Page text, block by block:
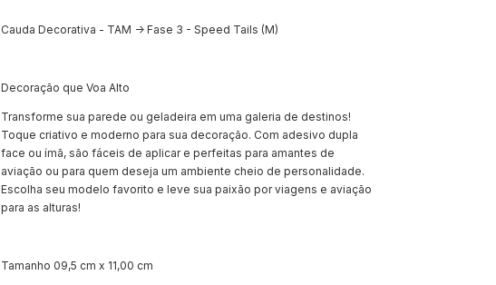
Cauda Decorativa - TAM -> Fase 3 - Speed Tails (M)
Decoração que Voa Alto
Transforme sua parede ou geladeira em uma galeria de destinos!
Toque criativo e moderno para sua decoração. Com adesivo dupla
face ou ímã, são fáceis de aplicar e perfeitas para amantes de
aviação ou para quem deseja um ambiente cheio de personalidade.
Escolha seu modelo favorito e leve sua paixão por viagens e aviação
para as alturas!
Tamanho 09,5 cm x 11,00 cm